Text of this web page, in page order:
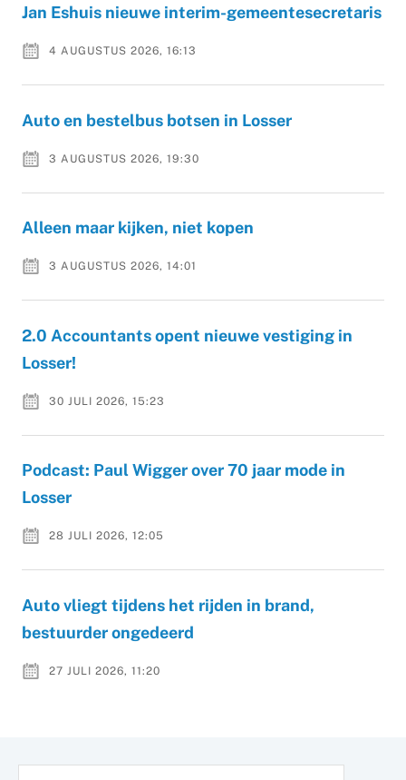
Jan Eshuis nieuwe interim-gemeentesecretaris
4 AUGUSTUS 2026, 16:13
Auto en bestelbus botsen in Losser
3 AUGUSTUS 2026, 19:30
Alleen maar kijken, niet kopen
3 AUGUSTUS 2026, 14:01
2.0 Accountants opent nieuwe vestiging in
Losser!
30 JULI 2026, 15:23
Podcast: Paul Wigger over 70 jaar mode in
Losser
28 JULI 2026, 12:05
Auto vliegt tijdens het rijden in brand,
bestuurder ongedeerd
27 JULI 2026, 11:20